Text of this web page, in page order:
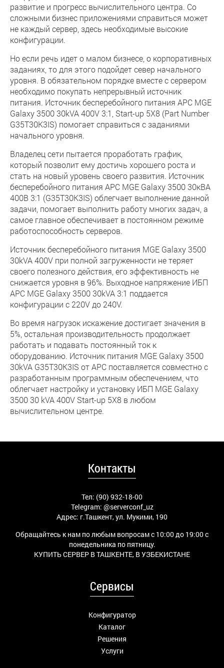
развитие и прогресс вычислительного центра. Со
сложными бизнес приложениями справиться может
не каждый сервер, здесь необходимые высокие
конфигурации.
Но если речь идет о малом бизнесе, о корпоративных
заданиях, то для этого подойдет север начального
уровня. В обязательном порядке вместе с сервером
необходимо покупать непрерывный источник
питания. Источник бесперебойного питания APC MGE
Galaxy 3500 30kVA 400V 3:1, Start-up 5X8 (Part Number
G35T30K3IS) помогает справиться с заданиями
начального уровня.
Владелец сети пытается проработать график,
который позволит ему достичь хорошего роста и
стать на новый уровень своего развития. Источник
бесперебойного питания APC MGE Galaxy 3500 30кВА
400В 3:1 (G35T30K3IS) облегчает выполнение данной
задачи, помогает выполнить работу многих задач, а
самое главное обеспечивает в постоянном режиме
работоспособность серверов.
Источник бесперебойного питания MGE Galaxy 3500
30kVA 400V при полной загруженности не теряет
своего полезного действия, его эффективность не
снижается уровня в 96%. Выходное напряжение ИБП
APC MGE Galaxy 3500 30kVA 3:1 поддается
конфигурации с 220V до 240V.
Во время нагрузок искажение достигает значения в
5%, остальная производительность продолжает
работать и подавать постоянный ток к
оборудованию. Источник питания MGE Galaxy 3500
30kVA G35T30K3IS от APC поставляется совместно с
разработанным программным обеспечением, что
облегчает настройку и установку ИБП MGE Galaxy
3500 30 kVA 400V Start-up 5X8 в любом
вычислительном центре.
Контакты
Тел: (90) 932-18-00
Telegram: @serverconf_uz
Адрес: г.Ташкент, ул. Мукими, 190
Обращайтесь к нам по любым вопросам с 10:00 до 19:00 с
понедельника по пятницу.
КУПИТЬ СЕРВЕР В ТАШКЕНТЕ, В УЗБЕКИСТАНЕ
Сервисы
Конфигуратор
Каталог
Решения
Услуги